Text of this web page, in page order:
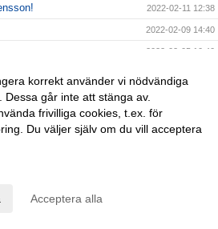
2022-02-11 12:38
2022-02-09 14:40
2022-02-05 10:40
2022-02-03 18:47
2022-02-03 12:40
Stark 2022-01-29 12:44
korrekt använder vi nödvändiga
går inte att stänga av.
frivilliga cookies, t.ex. för
Du väljer själv om du vill acceptera
Acceptera alla